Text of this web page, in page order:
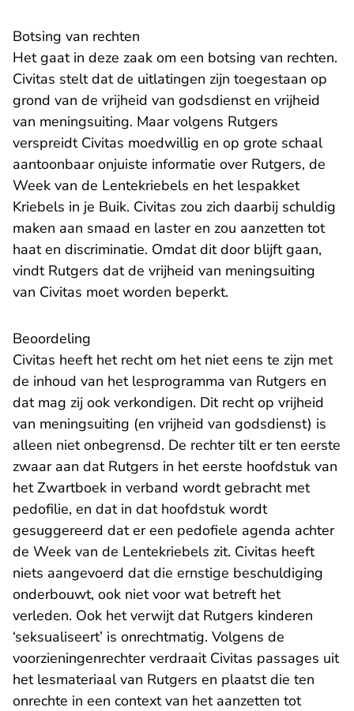
Botsing van rechten
Het gaat in deze zaak om een botsing van rechten.
Civitas stelt dat de uitlatingen zijn toegestaan op
grond van de vrijheid van godsdienst en vrijheid
van meningsuiting. Maar volgens Rutgers
verspreidt Civitas moedwillig en op grote schaal
aantoonbaar onjuiste informatie over Rutgers, de
Week van de Lentekriebels en het lespakket
Kriebels in je Buik. Civitas zou zich daarbij schuldig
maken aan smaad en laster en zou aanzetten tot
haat en discriminatie. Omdat dit door blijft gaan,
vindt Rutgers dat de vrijheid van meningsuiting
van Civitas moet worden beperkt.
Beoordeling
Civitas heeft het recht om het niet eens te zijn met
de inhoud van het lesprogramma van Rutgers en
dat mag zij ook verkondigen. Dit recht op vrijheid
van meningsuiting (en vrijheid van godsdienst) is
alleen niet onbegrensd. De rechter tilt er ten eerste
zwaar aan dat Rutgers in het eerste hoofdstuk van
het Zwartboek in verband wordt gebracht met
pedofilie, en dat in dat hoofdstuk wordt
gesuggereerd dat er een pedofiele agenda achter
de Week van de Lentekriebels zit. Civitas heeft
niets aangevoerd dat die ernstige beschuldiging
onderbouwt, ook niet voor wat betreft het
verleden. Ook het verwijt dat Rutgers kinderen
‘seksualiseert’ is onrechtmatig. Volgens de
voorzieningenrechter verdraait Civitas passages uit
het lesmateriaal van Rutgers en plaatst die ten
onrechte in een context van het aanzetten tot